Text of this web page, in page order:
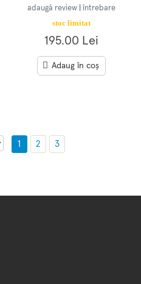
adaugă review întrebare
stoc limitat
195.00 Lei
Adaug în coș
1 2 3